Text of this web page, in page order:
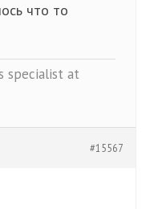
что то
specialist at
#15567